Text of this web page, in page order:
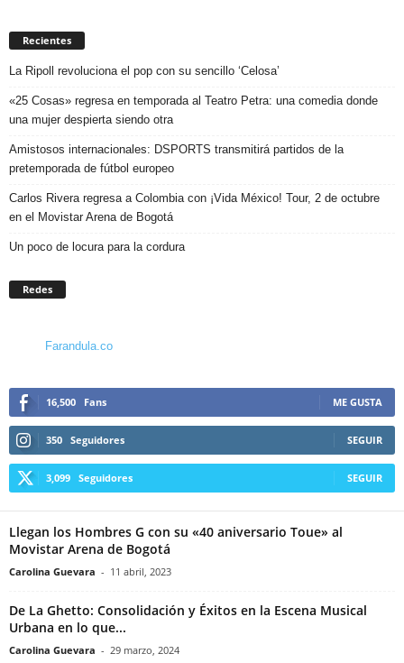
Recientes
La Ripoll revoluciona el pop con su sencillo ‘Celosa’
«25 Cosas» regresa en temporada al Teatro Petra: una comedia donde
una mujer despierta siendo otra
Amistosos internacionales: DSPORTS transmitirá partidos de la
pretemporada de fútbol europeo
Carlos Rivera regresa a Colombia con ¡Vida México! Tour, 2 de octubre
en el Movistar Arena de Bogotá
Un poco de locura para la cordura
Redes
Farandula.co
16,500 Fans ME GUSTA
350 Seguidores SEGUIR
3,099 Seguidores SEGUIR
Llegan los Hombres G con su «40 aniversario Toue» al
Movistar Arena de Bogotá
Carolina Guevara - 11 abril, 2023
De La Ghetto: Consolidación y Éxitos en la Escena Musical
Urbana en lo que...
Carolina Guevara - 29 marzo, 2024